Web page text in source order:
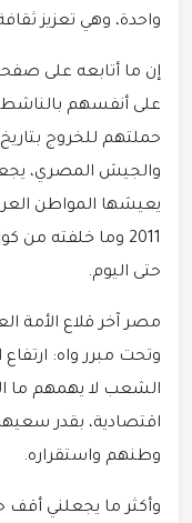
واحدة، وهي تعزيز
إن ما أتابعه على
على أنفسهم
والجيش المصري،
يعيشها المواطن
2011 وما خلفته
حتى اليوم.
مصر آخر قلاع الأمة
وتحت مبرر واه: ارتفاع
الشعب لا يهمهم ما
اقتصادية، بقدر
وطنهم واستقراره.
وأكثر ما يجعلني أقف